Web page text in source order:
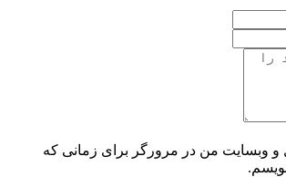
و وبسایت من در مرورگر برای زمانی که